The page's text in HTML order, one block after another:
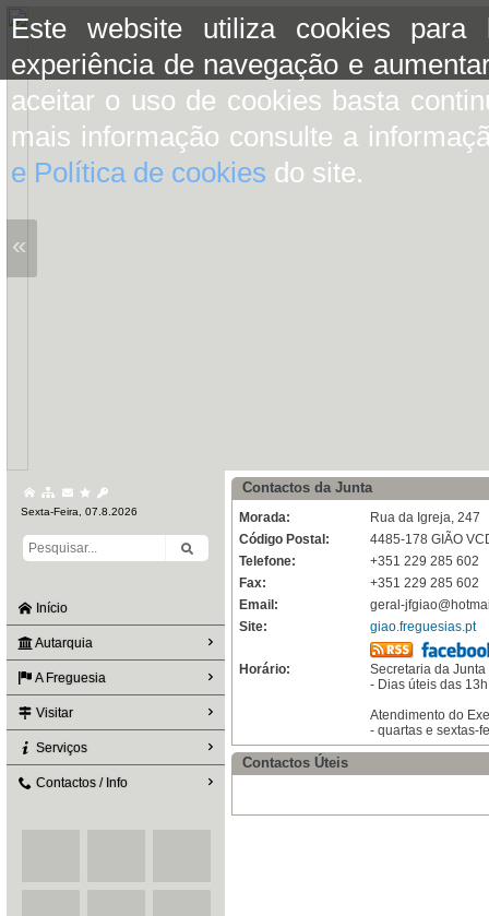
Este website utiliza cookies para
experiência de navegação e
aceitar o uso de cookies basta
mais informação consulte a
e Política de cookies do site.
«
Sexta-Feira, 07.8.2026
Início
Autarquia
A Freguesia
Visitar
Serviços
Contactos / Info
Contactos da Junta
Morada:
Rua da Igreja, 247
Código Postal:
4485-178 GIÃO
Telefone:
+351 229 285 602
Fax:
+351 229 285 602
Email:
geral-
Site:
giao.freguesias.pt
Horário:
Secretaria da
- Dias úteis das
Atendimento do
- quartas e sextas-
Contactos Úteis